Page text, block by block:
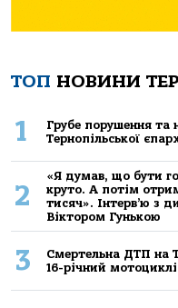
ТОП НОВИНИ
1
Грубе порушення та
Тернопільської
2
«Я думав, що бути
круто. А потім
тисяч». Інтерв’ю з
Віктором Гунькою
3
Смертельнa ДТП нa
16-річний